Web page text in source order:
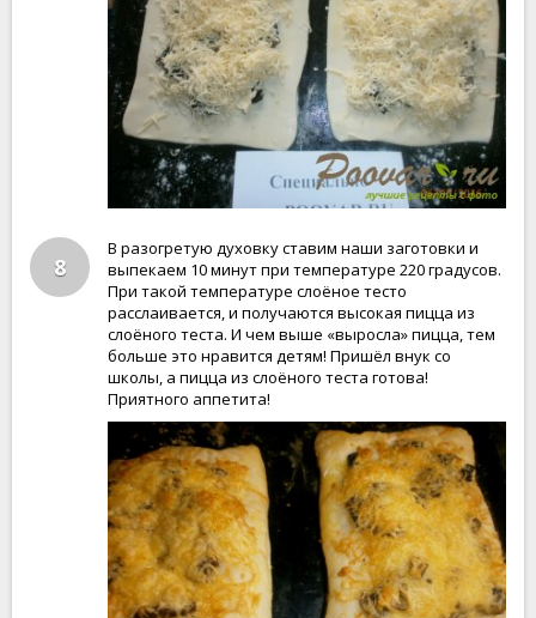
8
В разогретую духовку ставим наши заготовки и
выпекаем 10 минут при температуре 220 градусов.
При такой температуре слоёное тесто
расслаивается, и получаются высокая пицца из
слоёного теста. И чем выше «выросла» пицца, тем
больше это нравится детям! Пришёл внук со
школы, а пицца из слоёного теста готова!
Приятного аппетита!